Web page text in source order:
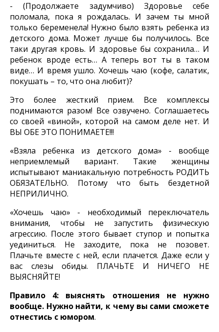
- (Продолжаете задумчиво) Здоровье себе
поломала, пока я рождалась. И зачем ты мной
только беременела! Нужно было взять ребенка из
детского дома. Может лучше бы получилось. Все
таки другая кровь. И здоровье бы сохранила… И
ребенок вроде есть… А теперь вот ты в таком
виде… И время ушло. Хочешь чаю (кофе, салатик,
покушать – то, что она любит)?
Это более жесткий прием. Все комплексы
поднимаются разом! Все озвучено. Соглашаетесь
со своей «виной», которой на самом деле нет. И
ВЫ ОБЕ ЭТО ПОНИМАЕТЕ!!!
«Взяла ребенка из детского дома» - вообще
неприемлемый вариант. Такие женщины
испытывают маниакальную потребность РОДИТЬ
ОБЯЗАТЕЛЬНО. Потому что быть бездетной
НЕПРИЛИЧНО.
«Хочешь чаю» - необходимый переключатель
внимания, чтобы не запустить физическую
агрессию. После этого бывает ступор и попытка
уединиться. Не заходите, пока не позовет.
Плачьте вместе с ней, если плачется. Даже если у
вас слезы обиды. ПЛАЧЬТЕ И НИЧЕГО НЕ
ВЫЯСНЯЙТЕ!
Правило 4: выяснять отношения не нужно
вообще. Нужно найти, к чему вы сами сможете
отнестись с юмором.